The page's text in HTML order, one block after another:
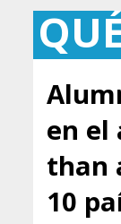
en el
than
10